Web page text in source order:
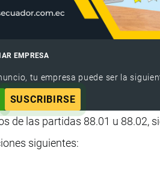
EMPRESA
tu empresa puede ser la
SUSCRIBIRSE
de las partidas 88.01 u 88.02,
siguientes: